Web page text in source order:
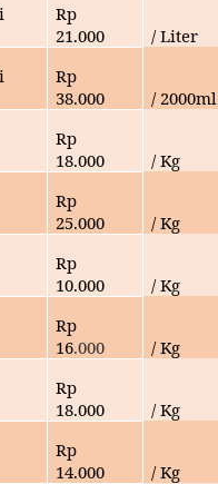
Rp
21.000
/ Liter
Rp
38.000
/ 2000ml
Rp
18.000 / Kg
Rp
25.000 / Kg
Rp
10.000 / Kg
Rp
16.000 / Kg
Rp
18.000 / Kg
Rp
14.000
/ Kg